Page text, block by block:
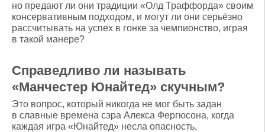
но предают ли они традиции «Олд Траффорда» своим
консервативным подходом, и могут ли они серьёзно
рассчитывать на успех в гонке за чемпионство, играя
в такой манере?
Справедливо ли называть
«Манчестер Юнайтед» скучным?
Это вопрос, который никогда не мог быть задан
в славные времена сэра Алекса Фергюсона, когда
каждая игра «Юнайтед» несла опасность,